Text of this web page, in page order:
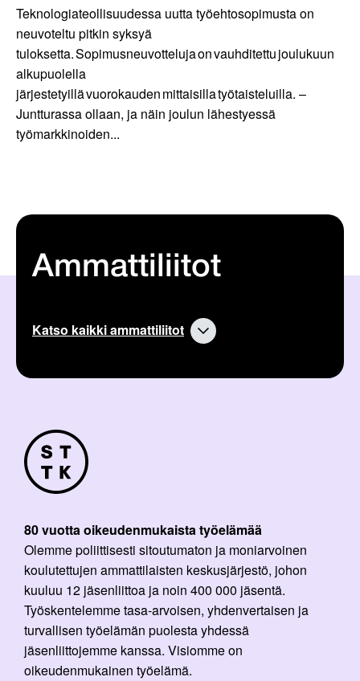
Teknologiateollisuudessa uutta työehtosopimusta on
neuvoteltu pitkin syksyä
tuloksetta. Sopimusneuvotteluja on vauhditettu joulukuun
alkupuolella
järjestetyillä vuorokauden mittaisilla työtaisteluilla. –
Juntturassa ollaan, ja näin joulun lähestyessä
työmarkkinoiden...
Ammattiliitot
Katso kaikki ammattiliitot
80 vuotta oikeudenmukaista työelämää
Olemme poliittisesti sitoutumaton ja moniarvoinen
koulutettujen ammattilaisten keskusjärjestö, johon
kuuluu 12 jäsenliittoa ja noin 400 000 jäsentä.
Työskentelemme tasa-arvoisen, yhdenvertaisen ja
turvallisen työelämän puolesta yhdessä
jäsenliittojemme kanssa. Visiomme on
oikeudenmukainen työelämä.